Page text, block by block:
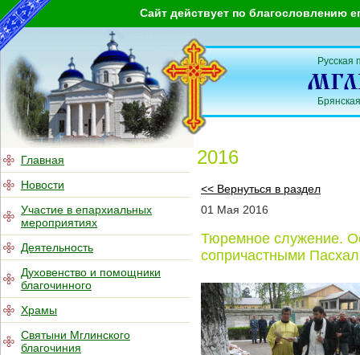
Сайт действует по благословлению
Главная
Новости
Участие в епархиальных
мероприятиях
Деятельность
Духовенство и помощники
благочинного
Храмы
Святыни Мглинского
благочиния
Русская
2016
<< Вернуться в раздел
01 Мая 2016
Тюремное служение.
сопричастными